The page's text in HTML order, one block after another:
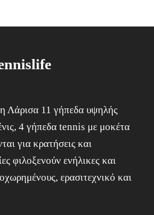
Λάρισα 11 γήπεδα υψηλής
4 γήπεδα tennis με μοκέτα
για κρατήσεις και
φιλοξενούν ενήλικες και
ερασιτεχνικό και